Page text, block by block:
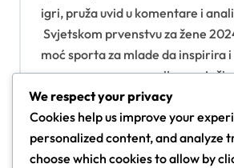
n
igri, pruža uvid u komentare i
Svjetskom prvenstvu za žene
moć sporta za mlade da inspirira i
generaciju
Related Posts
We respect your privacy
Cookies help us improve your
personalized content, and analyze
choose which cookies to allow by